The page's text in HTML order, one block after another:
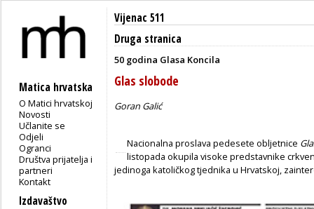
Matica hrvatska
O Matici hrvatskoj
Novosti
Učlanite se
Odjeli
Ogranci
Društva prijatelja i
partneri
Kontakt
Izdavaštvo
Vijenac 511
Druga stranica
50 godina Glasa Koncila
Glas slobode
Goran Galić
Nacionalna proslava pedesete obljetnice
listopada okupila visoke predstavnike
jedinoga katoličkog tjednika u Hrvatskoj,